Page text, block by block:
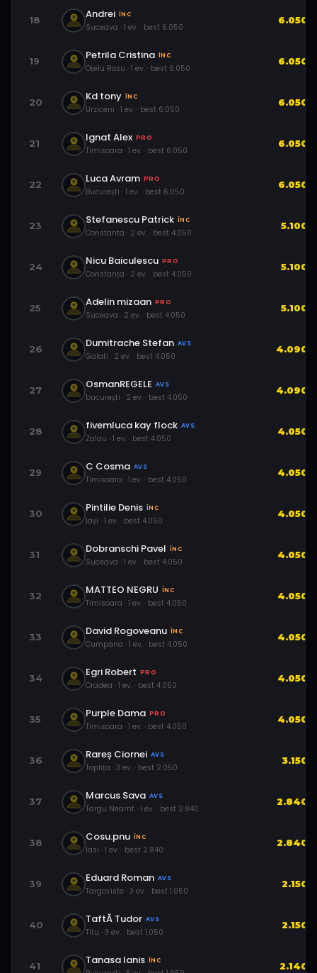
18 Andrei ÎNC
Suceava · 1 ev. · best 6.050
6.050
19 Petrila Cristina ÎNC
Oțelu Rosu · 1 ev. · best 6.050
6.050
20 Kd tony ÎNC
Urziceni · 1 ev. · best 6.050
6.050
21 Ignat Alex PRO
Timisoara · 1 ev. · best 6.050
6.050
22 Luca Avram PRO
București · 1 ev. · best 6.050
6.050
23 Stefanescu Patrick ÎNC
Constanta · 2 ev. · best 4.050
5.100
24 Nicu Baiculescu PRO
Constanța · 2 ev. · best 4.050
5.100
25 Adelin mizaan PRO
Suceava · 2 ev. · best 4.050
5.100
26 Dumitrache Stefan AVS
Galati · 2 ev. · best 4.050
4.090
27 OsmanREGELE AVS
bucurești · 2 ev. · best 4.050
4.090
28 fivemluca kay flock AVS
Zalau · 1 ev. · best 4.050
4.050
29 C Cosma AVS
Timisoara · 1 ev. · best 4.050
4.050
30 Pintilie Denis ÎNC
Iași · 1 ev. · best 4.050
4.050
31 Dobranschi Pavel ÎNC
Suceava · 1 ev. · best 4.050
4.050
32 MATTEO NEGRU ÎNC
Timisoara · 1 ev. · best 4.050
4.050
33 David Rogoveanu ÎNC
Cumpăna · 1 ev. · best 4.050
4.050
34 Egri Robert PRO
Oradea · 1 ev. · best 4.050
4.050
35 Purple Dama PRO
Timisoara · 1 ev. · best 4.050
4.050
36 Rareș Ciornei AVS
Toplița · 3 ev. · best 2.050
3.150
37 Marcus Sava AVS
Targu Neamt · 1 ev. · best 2.840
2.840
38 Cosu.pnu ÎNC
Iasi · 1 ev. · best 2.840
2.840
39 Eduard Roman AVS
Targoviste · 3 ev. · best 1.050
2.150
40 TaftĂ Tudor AVS
Titu · 3 ev. · best 1.050
2.150
41 Tanasa Ianis ÎNC 2.140